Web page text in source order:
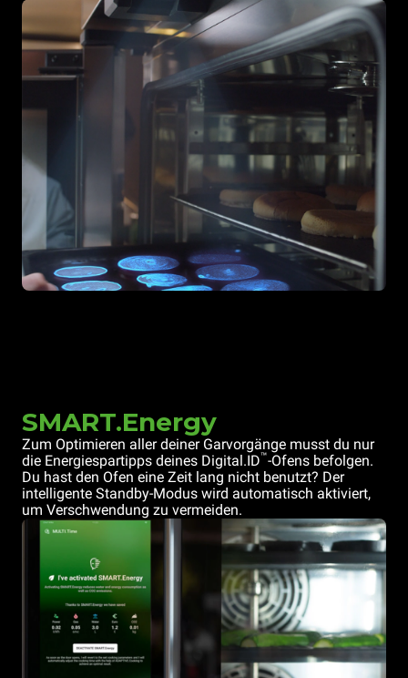
SMART.Energy
Zum Optimieren aller deiner Garvorgänge musst du nur
die Energiespartipps deines Digital.ID™-Ofens befolgen.
Du hast den Ofen eine Zeit lang nicht benutzt? Der
intelligente Standby-Modus wird automatisch aktiviert,
um Verschwendung zu vermeiden.